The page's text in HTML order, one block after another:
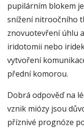
pupilárním blokem
snížení nitroočního
znovuotevření úhlu
iridotomii nebo
vytvoření
přední komorou.
Dobrá odpověď na
vznik miózy jsou
příznivé prognóze